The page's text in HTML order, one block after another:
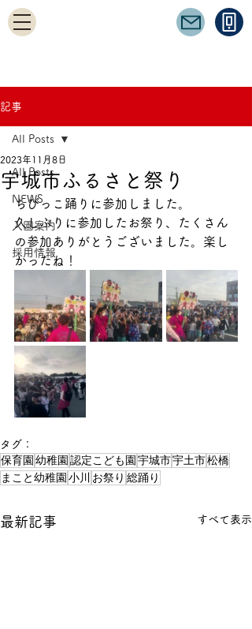
記事
All Posts
NEWS
入園案内
採用情報
All Posts
宇城市ふるさと祭り
2023年11月8日
ちびっこ踊りに参加しました。
久しぶりに参加したお祭り、たくさん
の参加ありがとうございました。楽し
かったね！
タグ：
保育園 幼稚園 認定こども園 宇城市宇土市松橋
まこと幼稚園 小川 お祭り 総踊り
最新記事 すべて表示